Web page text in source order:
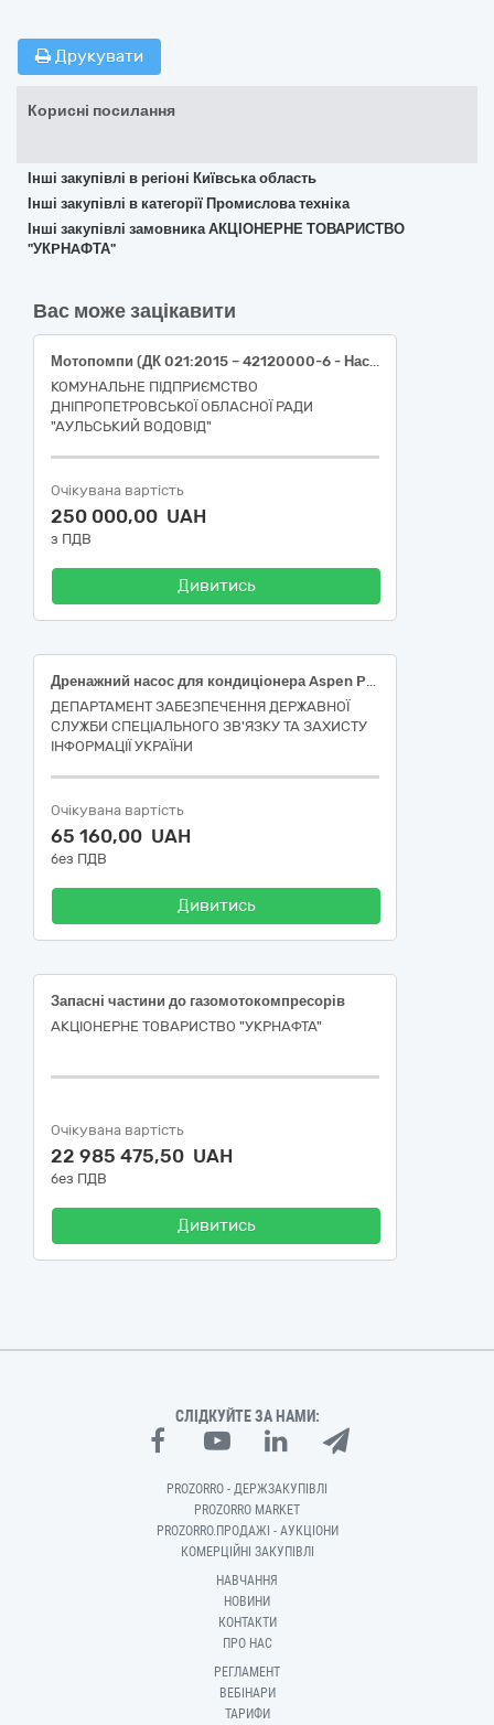
Друкувати
Корисні посилання
Інші закупівлі в регіоні Київська область
Інші закупівлі в категорії Промислова техніка
Інші закупівлі замовника АКЦІОНЕРНЕ ТОВАРИСТВО
"УКPНAФТА"
Вас може зацікавити
Мотопомпи (ДК 021:2015 – 42120000-6 - Насоси та компресори)
КОМУНАЛЬНЕ ПІДПРИЄМСТВО
ДНІПРОПЕТРОВСЬКОЇ ОБЛАСНОЇ РАДИ
"АУЛЬСЬКИЙ ВОДОВІД"
Очікувана вартість
250 000,00 UAH
з ПДВ
Дивитись
Дренажний насос для кондиціонера Aspen Pumps Mini FP2212 Orange
ДЕПАРТАМЕНТ ЗАБЕЗПЕЧЕННЯ ДЕРЖАВНОЇ
СЛУЖБИ СПЕЦІАЛЬНОГО ЗВ'ЯЗКУ ТА ЗАХИСТУ
ІНФОРМАЦІЇ УКРАЇНИ
Очікувана вартість
65 160,00 UAH
без ПДВ
Дивитись
Запасні частини до газомотокомпресорів
АКЦІОНЕРНЕ ТОВАРИСТВО "УКPНAФТА"
Очікувана вартість
22 985 475,50 UAH
без ПДВ
Дивитись
СЛІДКУЙТЕ ЗА НАМИ:
PROZORRO - ДЕРЖЗАКУПІВЛІ
PROZORRO MARKET
PROZORRO.ПРОДАЖІ - АУКЦІОНИ
КОМЕРЦІЙНІ ЗАКУПІВЛІ
НАВЧАННЯ
НОВИНИ
КОНТАКТИ
ПРО НАС
РЕГЛАМЕНТ
ВЕБІНАРИ
ТАРИФИ